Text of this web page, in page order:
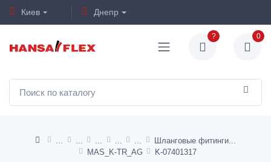
Киев Днепр
? 0
Шланговые фитинги
MAS_K-TR_AG
K-07401317